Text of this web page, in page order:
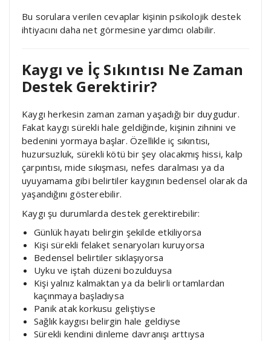
Bu sorulara verilen cevaplar kişinin psikolojik destek
ihtiyacını daha net görmesine yardımcı olabilir.
Kaygı ve İç Sıkıntısı Ne Zaman
Destek Gerektirir?
Kaygı herkesin zaman zaman yaşadığı bir duygudur.
Fakat kaygı sürekli hale geldiğinde, kişinin zihnini ve
bedenini yormaya başlar. Özellikle iç sıkıntısı,
huzursuzluk, sürekli kötü bir şey olacakmış hissi, kalp
çarpıntısı, mide sıkışması, nefes daralması ya da
uyuyamama gibi belirtiler kaygının bedensel olarak da
yaşandığını gösterebilir.
Kaygı şu durumlarda destek gerektirebilir:
Günlük hayatı belirgin şekilde etkiliyorsa
Kişi sürekli felaket senaryoları kuruyorsa
Bedensel belirtiler sıklaşıyorsa
Uyku ve iştah düzeni bozulduysa
Kişi yalnız kalmaktan ya da belirli ortamlardan
kaçınmaya başladıysa
Panik atak korkusu geliştiyse
Sağlık kaygısı belirgin hale geldiyse
Sürekli kendini dinleme davranışı arttıysa